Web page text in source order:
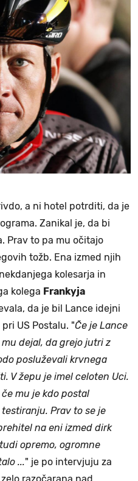
a ni hotel potrditi, da je
Zanikal je, da bi
Prav to pa mu očitajo
tožb. Ena izmed njih
kolesarja in
kolega Frankyja
da je bil Lance idejni
US Postalu. "Če je Lance
dejal, da grejo jutri z
posluževali krvnega
V žepu je imel celoten Uci.
mu je kdo postal
Prav to se je
na eni izmed dirk
opremo, ogromne
..." je po intervjuju za